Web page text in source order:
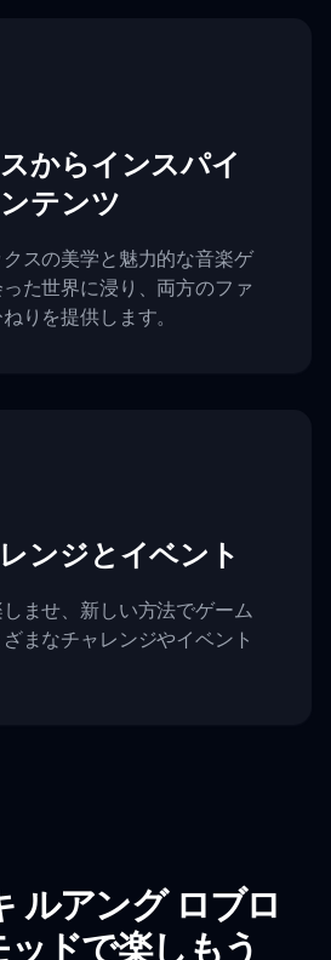
からインスパイ
テンツ
スの美学と魅力的な音楽ゲ
た世界に浸り、両方のファ
りを提供します。
ンジとイベント
ませ、新しい方法でゲーム
まなチャレンジやイベント
ルアング ロブロ
ッドで楽しもう